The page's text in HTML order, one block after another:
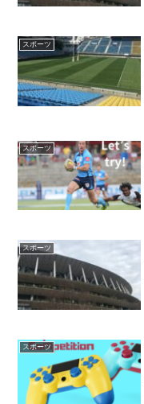
スポーツ
スポーツ
スポーツ
スポーツ